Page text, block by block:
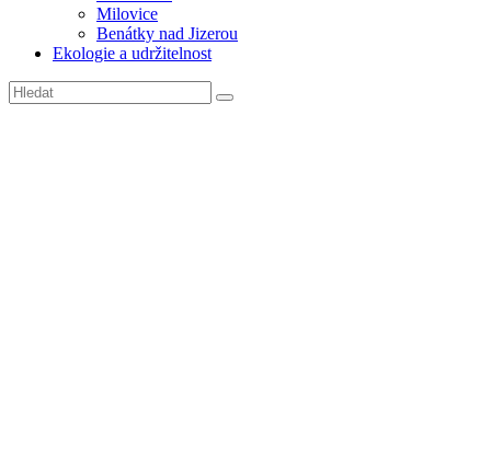
Milovice
Benátky nad Jizerou
Ekologie a udržitelnost